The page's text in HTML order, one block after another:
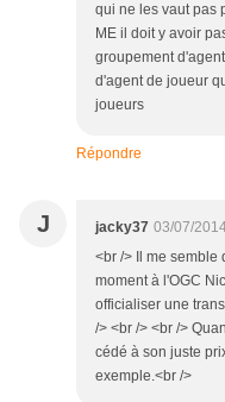
qui ne les vaut pas
ME il doit y avoir
groupement
d'agent de joueur
joueurs
Répondre
J jacky37 03/07/
<br /> Il me semble
moment à l'OGC
officialiser une
/> <br /> <br />
cédé à son juste
exemple.<br />